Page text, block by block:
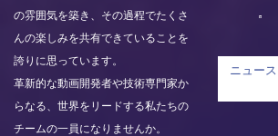
の雰囲気を築き、その過程でたくさ
んの楽しみを共有できていることを
誇りに思っています。
革新的な動画開発者や技術専門家か
らなる、世界をリードする私たちの
チームの一員になりませんか。
ニュー